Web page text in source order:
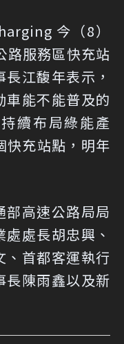
今（8）
路服務區快充站
江馥年表示，
車能不能普及的
續布局綠能產
快充站點，明年
部高速公路局局
處長胡忠興、
、首都客運執行
長陳雨鑫以及新